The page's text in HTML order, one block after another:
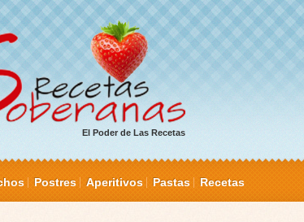
El Poder de Las Recetas
Postres Aperitivos Pastas Recetas